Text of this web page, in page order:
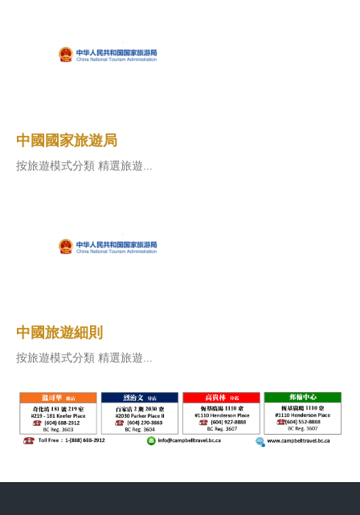
中國國家旅遊局
按旅遊模式分類 精選旅遊...
中國旅遊細則
按旅遊模式分類 精選旅遊...